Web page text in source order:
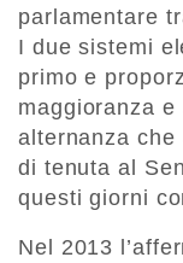
parlamentare
I due sistemi
primo e
maggioranza
alternanza
di tenuta al
questi giorni
Nel 2013